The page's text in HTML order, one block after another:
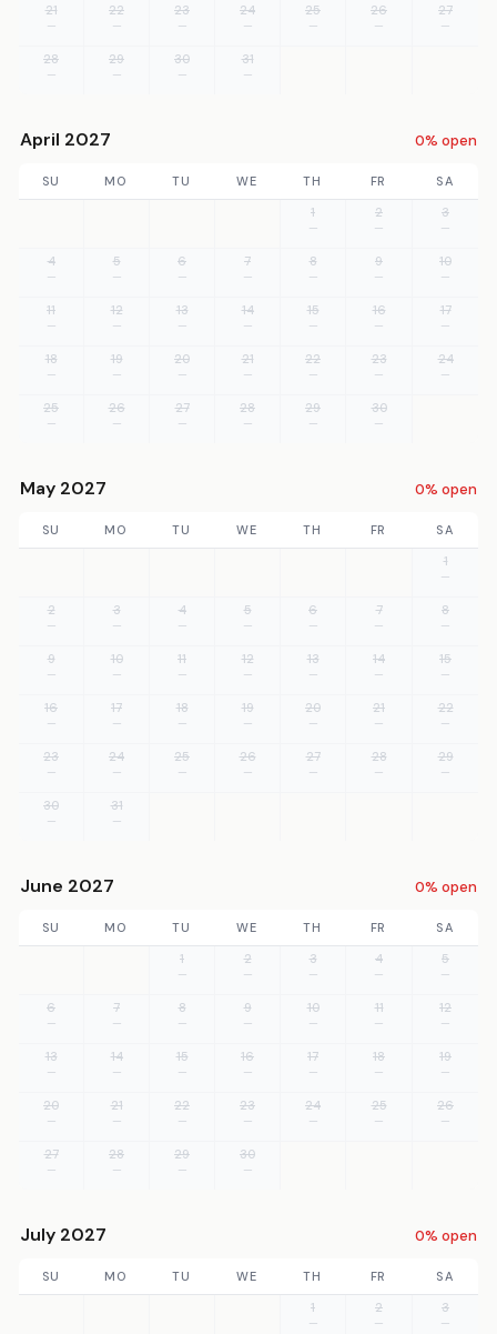
21
—
22
—
23
—
24
—
25
—
26
—
27
—
28
—
29
—
30
—
31
—
April 2027 0% open
SU MO TU WE TH FR
SA
1
—
2
—
3
—
4
—
5
—
6
—
7
—
8
—
9
—
10
—
11
—
12
—
13
—
14
—
15
—
16
—
17
—
18
—
19
—
20
—
21
—
22
—
23
—
24
—
25
—
26
—
27
—
28
—
29
—
30
—
May 2027 0% open
SU MO TU WE TH FR
SA
1
—
2
—
3
—
4
—
5
—
6
—
7
—
8
—
9
—
10
—
11
—
12
—
13
—
14
—
15
—
16
—
17
—
18
—
19
—
20
—
21
—
22
—
23
—
24
—
25
—
26
—
27
—
28
—
29
—
30
—
31
—
June 2027 0% open
SU MO TU WE TH FR
SA
1
—
2
—
3
—
4
—
5
—
6
—
7
—
8
—
9
—
10
—
11
—
12
—
13
—
14
—
15
—
16
—
17
—
18
—
19
—
20
—
21
—
22
—
23
—
24
—
25
—
26
—
27
—
28
—
29
—
30
—
July 2027 0% open
SU MO TU WE TH FR
SA
1
—
2
—
3
—